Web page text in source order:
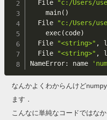
  File
"c:/Users/
    main
( )
  File
"c:/Users/
    exec
(code)
  File
"<string>" ,
  File
"<string>" ,
NameError: name
なんかよくわからんけど
ます．
こんなに単純なコードではな